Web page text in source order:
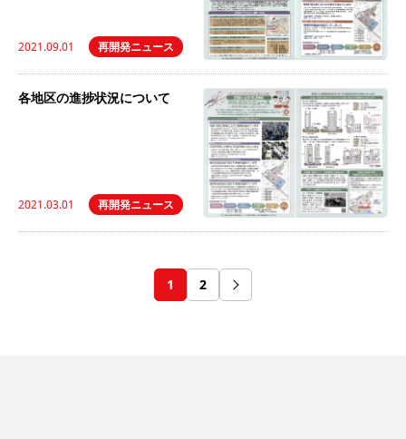
2021.09.01 再開発ニュース
各地区の進捗状況について
2021.03.01 再開発ニュース
1 2